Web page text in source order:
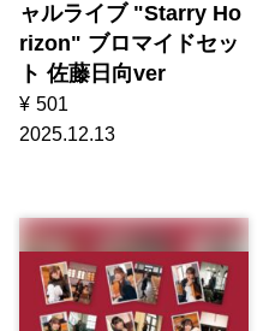
ャルライブ "Starry Ho
rizon" ブロマイドセッ
ト 佐藤日向ver
¥ 501
2025.12.13